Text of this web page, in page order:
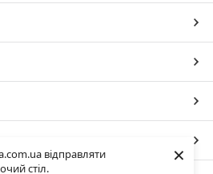
відправляти
стіл.
×